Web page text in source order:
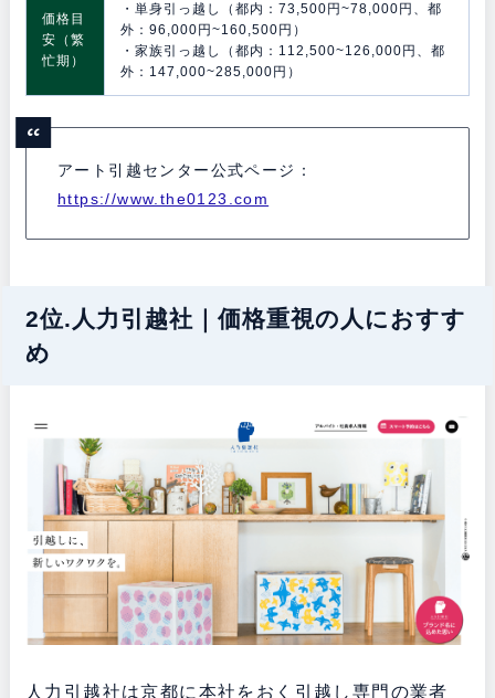
価格目
安（繁
忙期）
・単身引っ越し（都内：73,500円~78,000円、都
外：96,000円~160,500円）
・家族引っ越し（都内：112,500~126,000円、都
外：147,000~285,000円）
アート引越センター公式ページ：
https://www.the0123.com
2位.人力引越社｜価格重視の人におすす
め
人力引越社は京都に本社をおく引越し専門の業者